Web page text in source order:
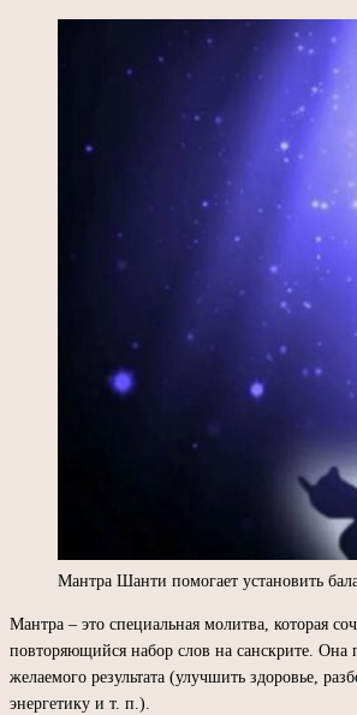
Мантра Шанти помогает установить
Мантра – это специальная молитва, которая
повторяющийся набор слов на санскрите. Она
желаемого результата (улучшить здоровье,
энергетику и т. п.).